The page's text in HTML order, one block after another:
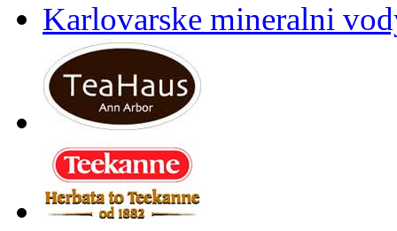
Karlovarske mineralni